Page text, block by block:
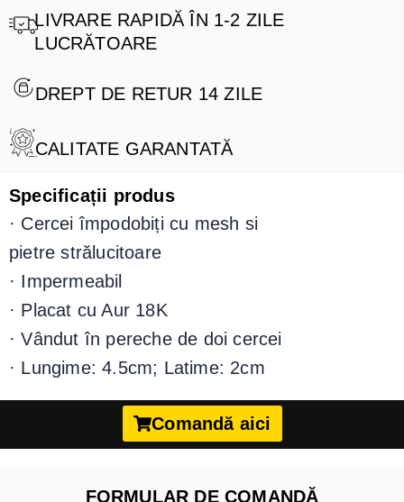
LIVRARE RAPIDĂ ÎN 1-2 ZILE
LUCRĂTOARE
DREPT DE RETUR 14 ZILE
CALITATE GARANTATĂ
Specificații produs
· Cercei împodobiți cu mesh si
pietre strălucitoare
· Impermeabil
· Placat cu Aur 18K
·Vândut în pereche de doi cercei
· Lungime: 4.5cm; Latime: 2cm
Comandă aici
FORMULAR DE COMANDĂ